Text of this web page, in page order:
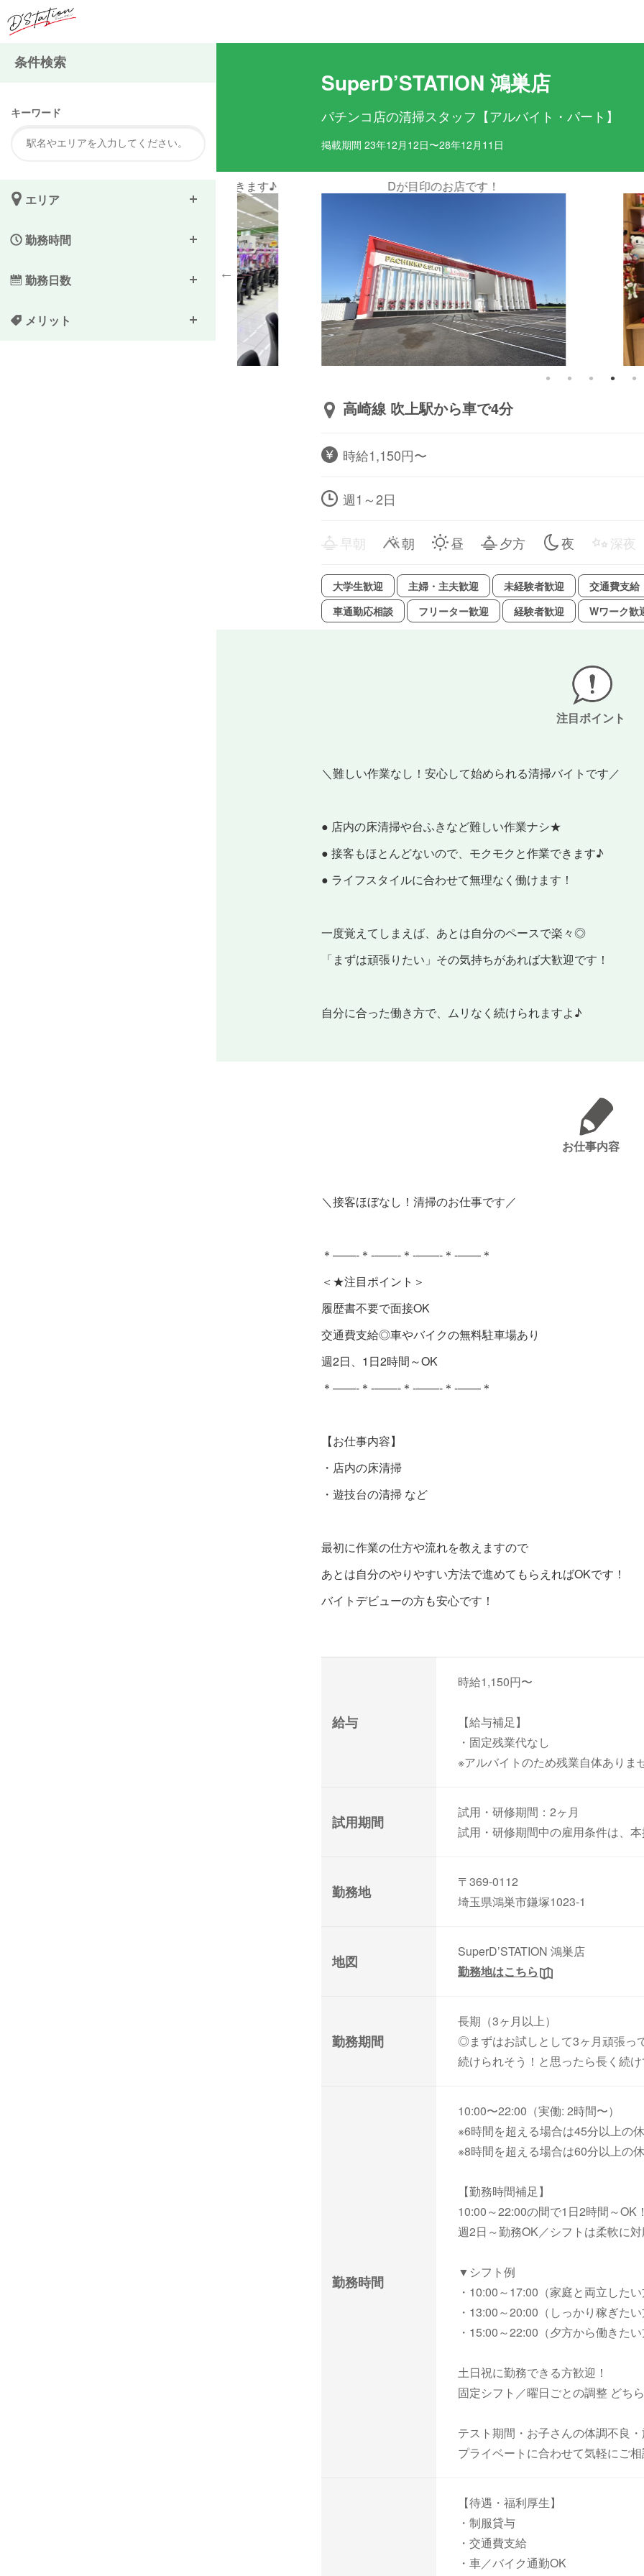
SuperD’STATION 鴻巣店
パチンコ店の清掃スタッフ【アルバイト・パート】
掲載期間 23年12月12日〜28年12月11日
Dが目印のお店です！ 和気あいあいとした職
高崎線 吹上駅から車で4分
時給1,150円〜
週1～2日
早朝 朝 昼 夕方 夜 深夜
大学生歓迎 主婦・主夫歓迎 未経験者歓迎 交通費支給
車通勤応相談
フリーター歓迎 経験者歓迎 Wワーク歓
注目ポイント
＼難しい作業なし！安心して始められる清掃バイトです／
● 店内の床清掃や台ふきなど難しい作業ナシ★
● 接客もほとんどないので、モクモクと作業できます♪
● ライフスタイルに合わせて無理なく働けます！
一度覚えてしまえば、あとは自分のペースで楽々◎
「まずは頑張りたい」その気持ちがあれば大歓迎です！
自分に合った働き方で、ムリなく続けられますよ♪
お仕事内容
＼接客ほぼなし！清掃のお仕事です／
＊――-＊-――-＊-――-＊-――＊
＜★注目ポイント＞
履歴書不要で面接OK
交通費支給◎車やバイクの無料駐車場あり
週2日、1日2時間～OK
＊――-＊-――-＊-――-＊-――＊
【お仕事内容】
・店内の床清掃
・遊技台の清掃 など
最初に作業の仕方や流れを教えますので
あとは自分のやりやすい方法で進めてもらえればOKです！
バイトデビューの方も安心です！
給与
時給1,150円〜
【給与補足】
・固定残業代なし
※アルバイトのため残業自体ありま
試用期間
試用・研修期間：2ヶ月
試用・研修期間中の雇用条件は、本
勤務地
〒369-0112
埼玉県鴻巣市鎌塚1023-1
地図
SuperD’STATION 鴻巣店
勤務地はこちら
勤務期間
長期（3ヶ月以上）
◎まずはお試しとして3ヶ月頑張っ
続けられそう！と思ったら長く続け
勤務時間
10:00〜22:00（実働: 2時間〜）
※6時間を超える場合は45分以上の
※8時間を超える場合は60分以上の
【勤務時間補足】
10:00～22:00の間で1日2時間～OK！
週2日～勤務OK／シフトは柔軟に
▼シフト例
・10:00～17:00（家庭と両立したい
・13:00～20:00（しっかり稼ぎたい
・15:00～22:00（夕方から働きたい
土日祝に勤務できる方歓迎！
固定シフト／曜日ごとの調整 どち
テスト期間・お子さんの体調不良・
プライベートに合わせて気軽にご
【待遇・福利厚生】
・制服貸与
・交通費支給
・車／バイク通勤OK
条件検索
キーワード
エリア
勤務時間
勤務日数
メリット